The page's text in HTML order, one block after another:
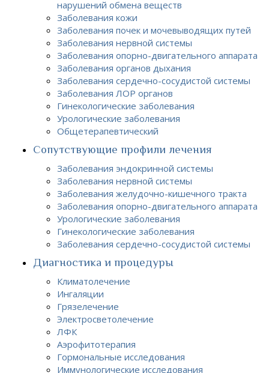
нарушений обмена веществ
Заболевания кожи
Заболевания почек и мочевыводящих путей
Заболевания нервной системы
Заболевания опорно-двигательного аппарата
Заболевания органов дыхания
Заболевания сердечно-сосудистой системы
Заболевания ЛОР органов
Гинекологические заболевания
Урологические заболевания
Общетерапевтический
Сопутствующие профили лечения
Заболевания эндокринной системы
Заболевания нервной системы
Заболевания желудочно-кишечного тракта
Заболевания опорно-двигательного аппарата
Урологические заболевания
Гинекологические заболевания
Заболевания сердечно-сосудистой системы
Диагностика и процедуры
Климатолечение
Ингаляции
Грязелечение
Электросветолечение
ЛФК
Аэрофитотерапия
Гормональные исследования
Иммунологические исследования